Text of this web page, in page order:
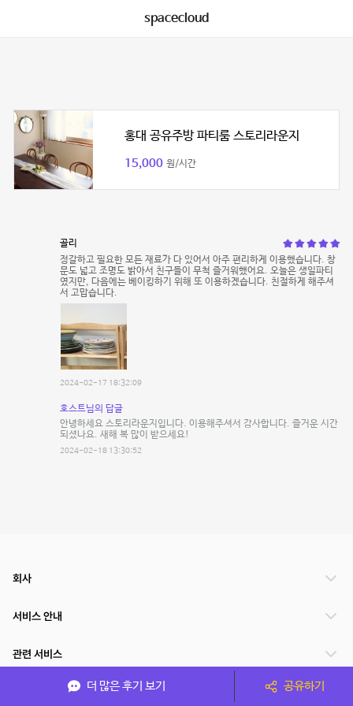
spacecloud
홍대 공유주방 파티룸 스토리라운지
15,000 원/시간
골리
정갈하고 필요한 모든 재료가 다 있어서 아주 편리하게 이용했습니다. 창
문도 넓고 조명도 밝아서 친구들이 무척 즐거워했어요. 오늘은 생일파티
였지만, 다음에는 베이킹하기 위해 또 이용하겠습니다. 친절하게 해주셔
서 고맙습니다.
2024-02-17 18:32:09
호스트님의 답글
안녕하세요 스토리라운지입니다. 이용해주셔서 감사합니다. 즐거운 시간
되셨나요. 새해 복 많이 받으세요!
2024-02-18 13:30:52
더 많은 후기 보기 공유하기
회사
서비스 안내
관련 서비스